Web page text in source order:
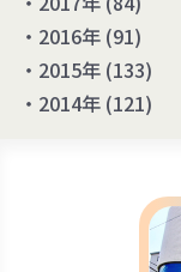
2016年 (91)
2015年 (133)
2014年 (121)